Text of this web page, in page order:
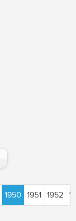
1950 1951 1952